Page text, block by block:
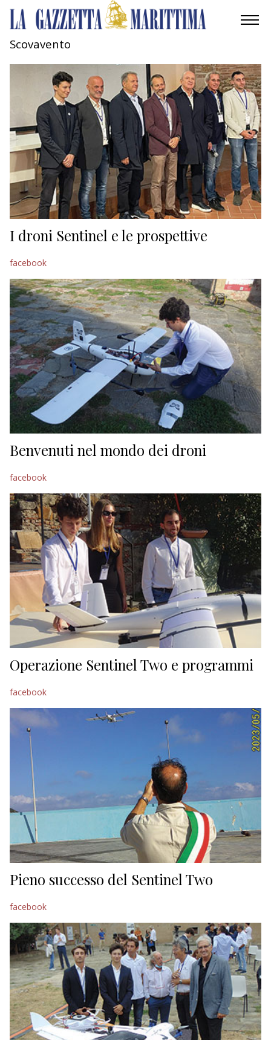
MOBILITÀ
INDUSTRIA
RICERCA
ECONOMIA
TURISMO
CULTURA
NAUTICA
EDITORIALI
Scovavento
I droni Sentinel e le prospettive
facebook
Benvenuti nel mondo dei droni
facebook
Operazione Sentinel Two e programmi
facebook
Pieno successo del Sentinel Two
facebook